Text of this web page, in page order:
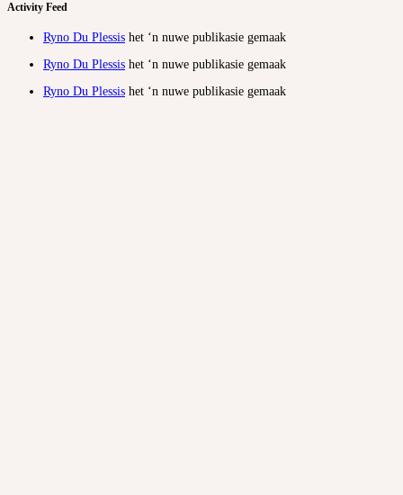
Activity Feed
Ryno Du Plessis het ‘n nuwe publikasie gemaak
Ryno Du Plessis het ‘n nuwe publikasie gemaak
Ryno Du Plessis het ‘n nuwe publikasie gemaak